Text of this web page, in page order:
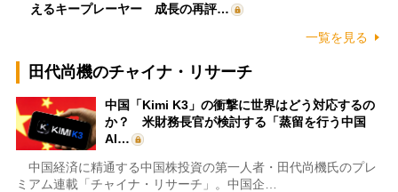
えるキープレーヤー 成長の再評…
一覧を見る
田代尚機のチャイナ・リサーチ
中国「Kimi K3」の衝撃に世界はどう対応するの
か？ 米財務長官が検討する「蒸留を行う中国
AI…
中国経済に精通する中国株投資の第一人者・田代尚機氏のプレ
ミアム連載「チャイナ・リサーチ」。中国企…